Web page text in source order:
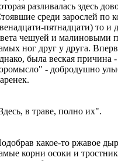
разливалась здесь
среди зарослей по
пятнадцати) то
чешуей и малиновыми
ног друг у друга.
была веская причина
- добродушно
в траве, полно их".
какое-то ржавое
корни осоки и